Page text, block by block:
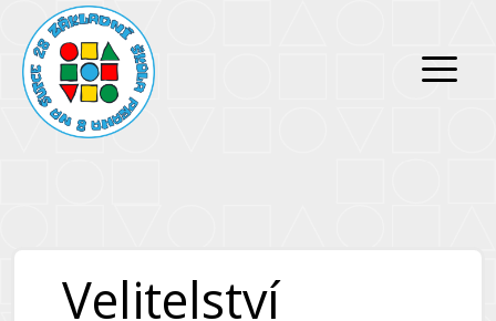
Přeskočit
obsah
Přeskočit
obsah
Velitelství